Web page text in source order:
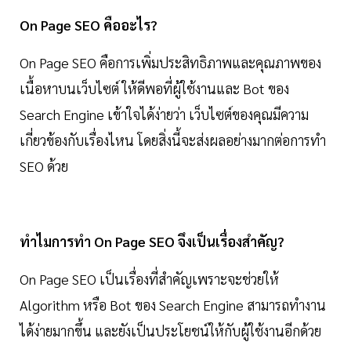
On Page SEO คืออะไร?
On Page SEO คือการเพิ่มประสิทธิภาพและคุณภาพของ
เนื้อหาบนเว็บไซต์ ให้ดีพอที่ผู้ใช้งานและ Bot ของ
Search Engine เข้าใจได้ง่ายว่า เว็บไซต์ของคุณมีความ
เกี่ยวข้องกับเรื่องไหน โดยสิ่งนี้จะส่งผลอย่างมากต่อการทำ
SEO ด้วย
ทำไมการทำ On Page SEO จึงเป็นเรื่องสำคัญ?
On Page SEO เป็นเรื่องที่สำคัญเพราะจะช่วยให้
Algorithm หรือ Bot ของ Search Engine สามารถทำงาน
ได้ง่ายมากขึ้น และยังเป็นประโยชน์ให้กับผู้ใช้งานอีกด้วย